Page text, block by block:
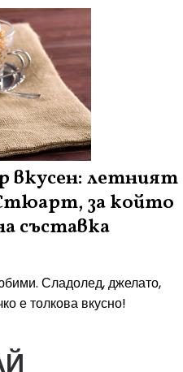
вкусен: летният
за който
съставка
Сладолед, джелато,
е толкова вкусно!